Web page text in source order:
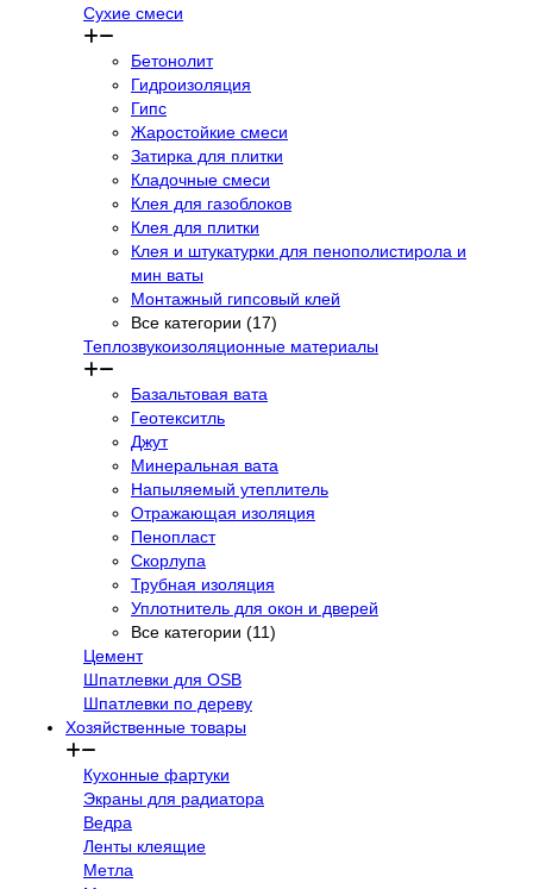
Сухие смеси
Бетонолит
Гидроизоляция
Гипс
Жаростойкие смеси
Затирка для плитки
Кладочные смеси
Клея для газоблоков
Клея для плитки
Клея и штукатурки для пенополистирола и
мин ваты
Монтажный гипсовый клей
Все категории (17)
Теплозвукоизоляционные материалы
Базальтовая вата
Геотекситль
Джут
Минеральная вата
Напыляемый утеплитель
Отражающая изоляция
Пенопласт
Скорлупа
Трубная изоляция
Уплотнитель для окон и дверей
Все категории (11)
Цемент
Шпатлевки для OSB
Шпатлевки по дереву
Хозяйственные товары
Кухонные фартуки
Экраны для радиатора
Ведра
Ленты клеящие
Метла